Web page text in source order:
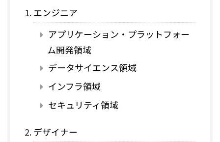
エンジニア
アプリケーション・プラットフォー
ム開発領域
データサイエンス領域
インフラ領域
セキュリティ領域
デザイナー